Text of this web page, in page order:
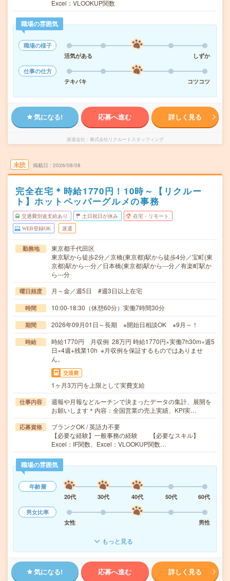
Excel：VLOOKUP関数
職場の雰囲気
職場の様子
活気がある
しずか
仕事の仕方
テキパキ
コツコツ
気になる! 応募へ進む 詳しく見る
派遣会社 株式会社リクルートスタッフィング
未読 掲載日 2026/08/08
完全在宅＊時給1770円！10時～【リクルー
ト】ホットペッパーグルメの事務
交通費別途支給あり 土日祝日が休み 在宅・リモート
WEB登録OK 派遣
勤務地
東京都千代田区
東京駅から徒歩2分／京橋(東京都)駅から徒歩4分／宝町(東
京都)駅から---分／日本橋(東京都)駅から---分／有楽町駅か
ら---分
曜日頻度 月～金／週5日 #週3日以上在宅
時間 10:00-18:30（休憩60分）実働7時間30分
期間 2026年09月01日～長期 ※開始日相談OK ※9月～！
時給
時給1770円 月収例 28万円 時給1770円×実働7h30m×週5
日×4週+残業10h ※月収例を保証するものではありませ
ん。
交通費
1ヶ月3万円を上限として実費支給
仕事内容
週報や月報などルーチンで決まったデータの集計、展開を
お願いします＊内容：全国営業の売上実績、KPI実…
応募資格
ブランクOK / 英語力不要
【必要な経験】一般事務の経験 【必要なスキル】
Excel：IF関数、Excel：VLOOKUP関数…
職場の雰囲気
年齢層
20代
30代 40代 50代
60代
男女比率
女性
男性
もっと見る
気になる! 応募へ進む 詳しく見る